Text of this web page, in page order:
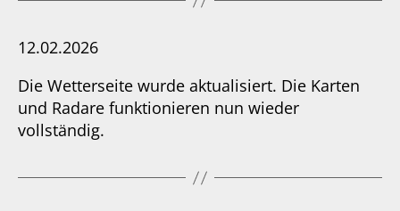
12.02.2026
Die Wetterseite wurde aktualisiert. Die Karten
und Radare funktionieren nun wieder
vollständig.